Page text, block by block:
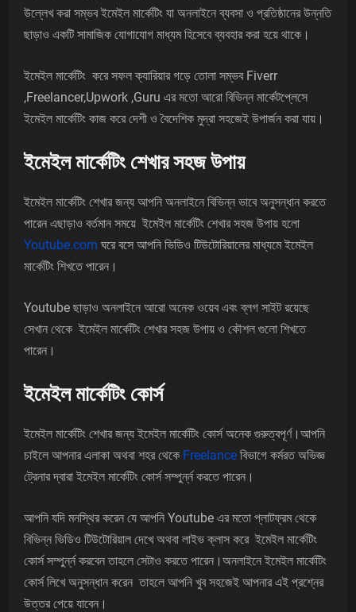
উল্লেখ করা সম্ভব ইমেইল মার্কেটিং যা অনলাইনে ব্যবসা ও প্রতিষ্ঠানের উন্নতি
ছাড়াও একটি সামাজিক যোগাযোগ মাধ্যম হিসেবে ব্যবহার করা হয়ে থাকে।
ইমেইল মার্কেটিং করে সফল ক্যারিয়ার গড়ে তোলা সম্ভব Fiverr
,Freelancer,Upwork ,Guru এর মতো আরো বিভিন্ন মার্কেটপ্লেসে
ইমেইল মার্কেটিং কাজ করে দেশী ও বৈদেশিক মুদ্রা সহজেই উপার্জন করা যায়।
ইমেইল মার্কেটিং শেখার সহজ উপায়
ইমেইল মার্কেটিং শেখার জন্য আপনি অনলাইনে বিভিন্ন ভাবে অনুসন্ধান করতে
পারেন এছাড়াও বর্তমান সময়ে ইমেইল মার্কেটিং শেখার সহজ উপায় হলো
Youtube.com ঘরে বসে আপনি ভিডিও টিউটোরিয়ালের মাধ্যমে ইমেইল
মার্কেটিং শিখতে পারেন।
Youtube ছাড়াও অনলাইনে আরো অনেক ওয়েব এবং ব্লগ সাইট রয়েছে
সেখান থেকে ইমেইল মার্কেটিং শেখার সহজ উপায় ও কৌশল গুলো শিখতে
পারেন।
ইমেইল মার্কেটিং কোর্স
ইমেইল মার্কেটিং শেখার জন্য ইমেইল মার্কেটিং কোর্স অনেক গুরুত্বপূর্ণ।আপনি
চাইলে আপনার এলাকা অথবা শহর থেকে Freelance বিভাগে কর্মরত অভিজ্ঞ
ট্রেনার দ্বারা ইমেইল মার্কেটিং কোর্স সম্পুর্ন্ন করতে পারেন।
আপনি যদি মনস্থির করেন যে আপনি Youtube এর মতো প্লাটফ্রম থেকে
বিভিন্ন ভিডিও টিউটোরিয়াল দেখে অথবা লাইভ ক্লাস করে ইমেইল মার্কেটিং
কোর্স সম্পুর্ন্ন করবেন তাহলে সেটাও করতে পারেন। অনলাইনে ইমেইল মার্কেটিং
কোর্স লিখে অনুসন্ধান করেন তাহলে আপনি খুব সহজেই আপনার এই প্রশ্নের
উত্তর পেয়ে যাবেন।